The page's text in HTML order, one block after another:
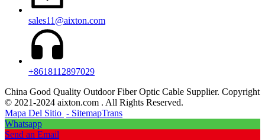
sales11@aixton.com
+8618112897029
China Good Quality Outdoor Fiber Optic Cable Supplier. Copyright
© 2021-2024 aixton.com . All Rights Reserved.
Mapa Del Sitio - SitemapTrans
Whatsapp
Send an Email